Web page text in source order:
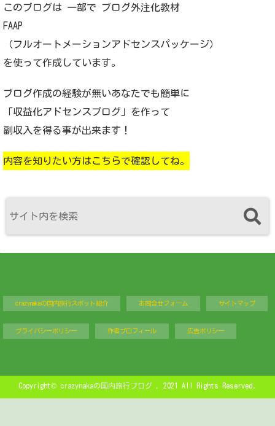
このブログは 一部で ブログ外注化教材
FAAP
（フルオートメーションアドセンスパッケージ）
を使って作成しています。
ブログ作成の経験が無いあなたでも簡単に
「収益化アドセンスブログ」を作って
副収入を得る事が出来ます！
内容を知りたい方はこちらで確認してね。
crazynakaの国内旅行スポット紹介 お問合せフォーム サイトマップ
プライバシーポリシー 作者プロフィール 広告ポリシー
Copyright© crazynakaの国内旅行ブログ , 2021 All Rights Reserved.